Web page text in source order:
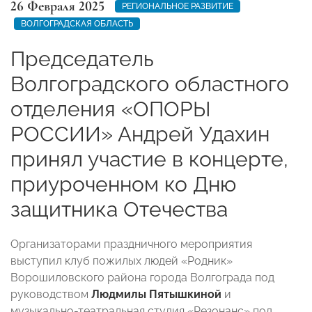
26 Февраля 2025
РЕГИОНАЛЬНОЕ РАЗВИТИЕ
ВОЛГОГРАДСКАЯ ОБЛАСТЬ
Председатель
Волгоградского областного
отделения «ОПОРЫ
РОССИИ» Андрей Удахин
принял участие в концерте,
приуроченном ко Дню
защитника Отечества
Организаторами праздничного мероприятия
выступил клуб пожилых людей «Родник»
Ворошиловского района города Волгограда под
руководством Людмилы Пятышкиной и